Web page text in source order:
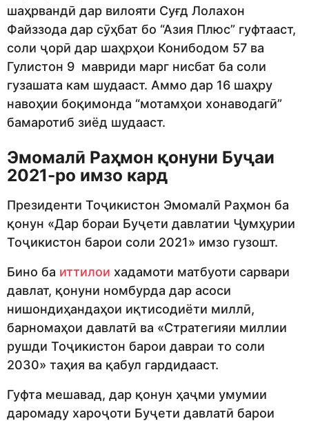
шаҳрвандӣ дар вилояти Суғд Лолахон
Файззода дар сӯҳбат бо “Азия Плюс” гуфтааст,
соли ҷорӣ дар шаҳрҳои Конибодом 57 ва
Гулистон 9 мавриди марг нисбат ба соли
гузашата кам шудааст. Аммо дар 16 шаҳру
навоҳии боқимонда “мотамҳои хонаводагӣ”
бамаротиб зиёд шудааст.
Эмомалӣ Раҳмон қонуни Буҷаи
2021-ро имзо кард
Президенти Тоҷикистон Эмомалӣ Раҳмон ба
қонун «Дар бораи Буҷети давлатии Ҷумҳурии
Тоҷикистон барои соли 2021» имзо гузошт.
Бино ба иттилои хадамоти матбуоти сарвари
давлат, қонуни номбурда дар асоси
нишондиҳандаҳои иқтисодиёти миллӣ,
барномаҳои давлатӣ ва «Стратегияи миллии
рушди Тоҷикистон барои давраи то соли
2030» таҳия ва қабул гардидааст.
Гуфта мешавад, дар қонун ҳаҷми умумии
даромаду хароҷоти Буҷети давлатӣ барои